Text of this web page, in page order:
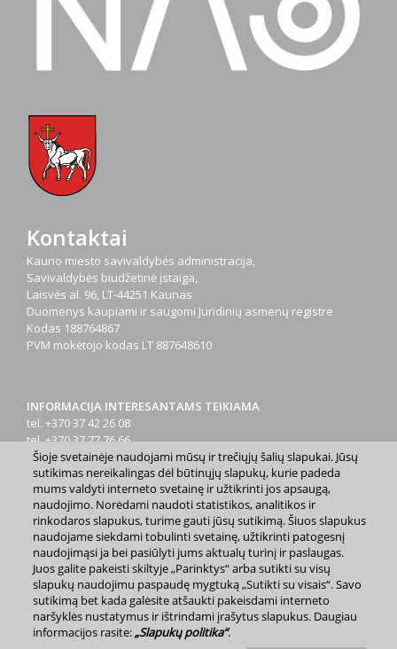
Kontaktai
Kauno miesto savivaldybės administracija,
Savivaldybės biudžetinė įstaiga,
Laisvės al. 96, LT-44251 Kaunas
Duomenys kaupiami ir saugomi Juridinių asmenų registre
Kodas 188764867
PVM mokėtojo kodas LT 887648610
INFORMACIJA INTERESANTAMS TEIKIAMA
tel. +370 37 42 26 08
tel. +370 37 77 76 66
tel. +370 660 07000
el. p.info@kaunas.lt
2023 m. Kauno miesto savivaldybė. Kopijuoti ir platinti
www.kaunas.lt skelbiamą informaciją be autorių sutikimo draudžiama.
Svetainės žemėlapis »
Šioje svetainėje naudojami mūsų ir trečiųjų šalių slapukai. Jūsų
sutikimas nereikalingas dėl būtinųjų slapukų, kurie padeda
mums valdyti interneto svetainę ir užtikrinti jos apsaugą,
naudojimo. Norėdami naudoti statistikos, analitikos ir
rinkodaros slapukus, turime gauti jūsų sutikimą. Šiuos slapukus
naudojame siekdami tobulinti svetainę, užtikrinti patogesnį
naudojimąsi ja bei pasiūlyti jums aktualų turinį ir paslaugas.
Juos galite pakeisti skiltyje „Parinktys“ arba sutikti su visų
slapukų naudojimu paspaudę mygtuką „Sutikti su visais“. Savo
sutikimą bet kada galėsite atšaukti pakeisdami interneto
naršyklės nustatymus ir ištrindami įrašytus slapukus. Daugiau
informacijos rasite:„Slapukų politika“.